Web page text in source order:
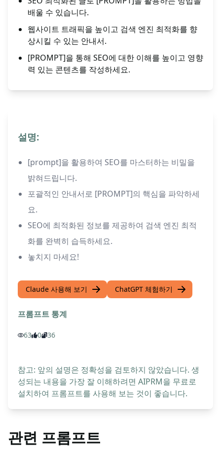
배울 수 있습니다.
웹사이트 트래픽을 높이고 검색 엔진 최적화를 향
상시킬 수 있는 안내서.
[PROMPT]을 통해 SEO에 대한 이해를 높이고 영향
력 있는 콘텐츠를 작성하세요.
설명:
[prompt]을 활용하여 SEO를 마스터하는 비밀을
밝혀드립니다.
포괄적인 안내서로 [PROMPT]의 핵심을 파악하세
요.
SEO에 최적화된 정보를 제공하여 검색 엔진 최적
화를 완벽히 습득하세요.
놓치지 마세요!
Claude 사용해 보기 ChatGPT 체험하기
프롬프트 통계
63 0 36
참고: 앞의 설명은 정확성을 검토하지 않았습니다. 생
성되는 내용을 가장 잘 이해하려면 AIPRM을 무료로
설치하여 프롬프트를 사용해 보는 것이 좋습니다.
관련 프롬프트